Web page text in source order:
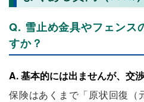
Q. 雪止め金具やフェンス
すか？
A. 基本的には出ませんが、交渉
保険はあくまで「原状回復（